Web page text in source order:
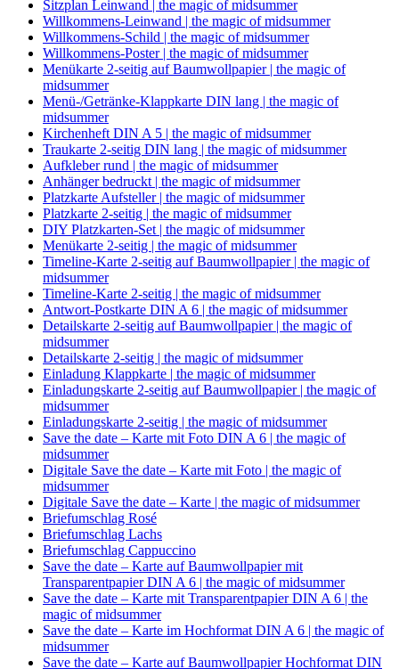
Sitzplan Leinwand | the magic of midsummer
Willkommens-Leinwand | the magic of midsummer
Willkommens-Schild | the magic of midsummer
Willkommens-Poster | the magic of midsummer
Menükarte 2-seitig auf Baumwollpapier | the magic of
midsummer
Menü-/Getränke-Klappkarte DIN lang | the magic of
midsummer
Kirchenheft DIN A 5 | the magic of midsummer
Traukarte 2-seitig DIN lang | the magic of midsummer
Aufkleber rund | the magic of midsummer
Anhänger bedruckt | the magic of midsummer
Platzkarte Aufsteller | the magic of midsummer
Platzkarte 2-seitig | the magic of midsummer
DIY Platzkarten-Set | the magic of midsummer
Menükarte 2-seitig | the magic of midsummer
Timeline-Karte 2-seitig auf Baumwollpapier | the magic of
midsummer
Timeline-Karte 2-seitig | the magic of midsummer
Antwort-Postkarte DIN A 6 | the magic of midsummer
Detailskarte 2-seitig auf Baumwollpapier | the magic of
midsummer
Detailskarte 2-seitig | the magic of midsummer
Einladung Klappkarte | the magic of midsummer
Einladungskarte 2-seitig auf Baumwollpapier | the magic of
midsummer
Einladungskarte 2-seitig | the magic of midsummer
Save the date – Karte mit Foto DIN A 6 | the magic of
midsummer
Digitale Save the date – Karte mit Foto | the magic of
midsummer
Digitale Save the date – Karte | the magic of midsummer
Briefumschlag Rosé
Briefumschlag Lachs
Briefumschlag Cappuccino
Save the date – Karte auf Baumwollpapier mit
Transparentpapier DIN A 6 | the magic of midsummer
Save the date – Karte mit Transparentpapier DIN A 6 | the
magic of midsummer
Save the date – Karte im Hochformat DIN A 6 | the magic of
midsummer
Save the date – Karte auf Baumwollpapier Hochformat DIN